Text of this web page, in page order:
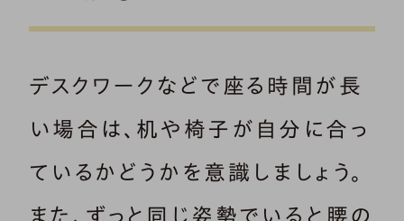
デスクワークなどで座る時間が長
い場合は、机や椅子が自分に合っ
ているかどうかを意識しましょう。
また、ずっと同じ姿勢でいると腰の